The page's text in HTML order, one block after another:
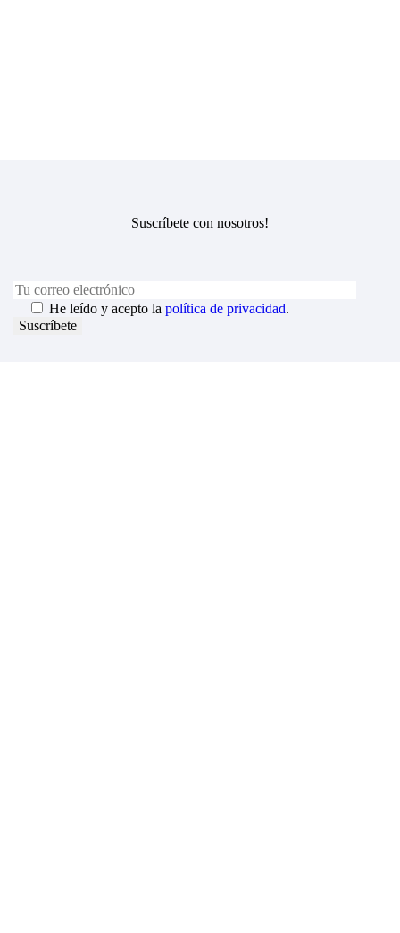
Suscríbete con nosotros!
He leído y acepto la política de privacidad.